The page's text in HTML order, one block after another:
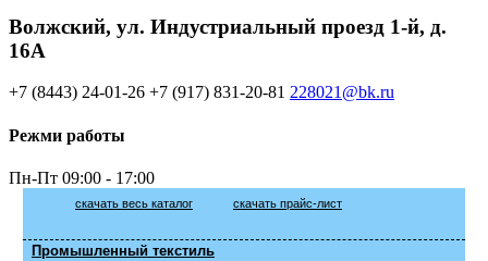
Волжский, ул. Индустриальный проезд 1-й, д.
16А
+7 (8443) 24-01-26 +7 (917) 831-20-81 228021@bk.ru
Режми работы
Пн-Пт 09:00 - 17:00
скачать весь каталог скачать прайс-лист
Промышленный текстиль